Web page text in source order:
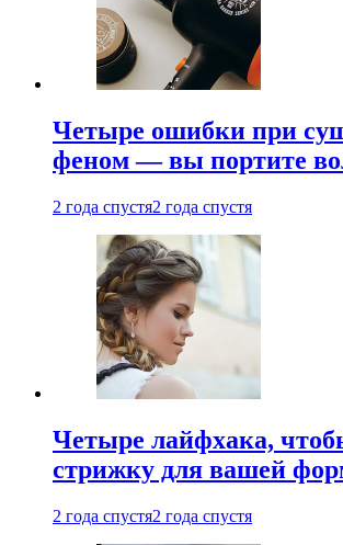
Четыре ошибки при
феном — вы портите
2 года спустя2 года спустя
Четыре лайфхака,
стрижку для вашей
2 года спустя2 года спустя